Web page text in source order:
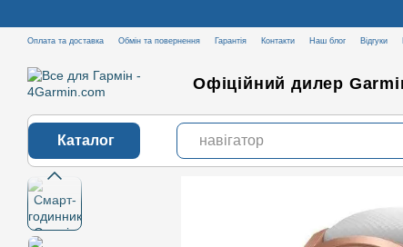
Оплата та доставка Обмін та повернення Гарантія Контакти Наш блог Відгуки
Офіційний дилер
Каталог